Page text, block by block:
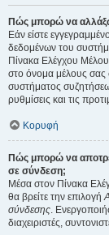
Πώς μπορώ να αλλάξω
Εάν είστε
δεδομένων του
Πίνακα Ελέγχου
στο όνομα μέλους σας
συστήματος
ρυθμίσεις και τις
Κορυφή
Πώς μπορώ να
σε σύνδεση;
Μέσα στον Πίνακα
θα βρείτε την επιλογή
σύνδεσης.
διαχειριστές,